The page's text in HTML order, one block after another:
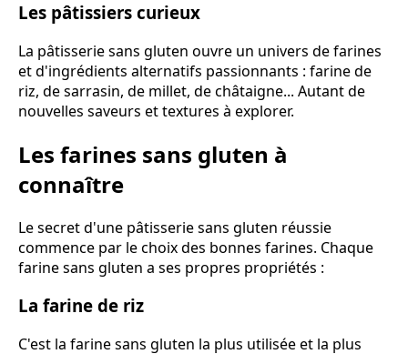
Les pâtissiers curieux
La pâtisserie sans gluten ouvre un univers de farines
et d'ingrédients alternatifs passionnants : farine de
riz, de sarrasin, de millet, de châtaigne... Autant de
nouvelles saveurs et textures à explorer.
Les farines sans gluten à
connaître
Le secret d'une pâtisserie sans gluten réussie
commence par le choix des bonnes farines. Chaque
farine sans gluten a ses propres propriétés :
La farine de riz
C'est la farine sans gluten la plus utilisée et la plus